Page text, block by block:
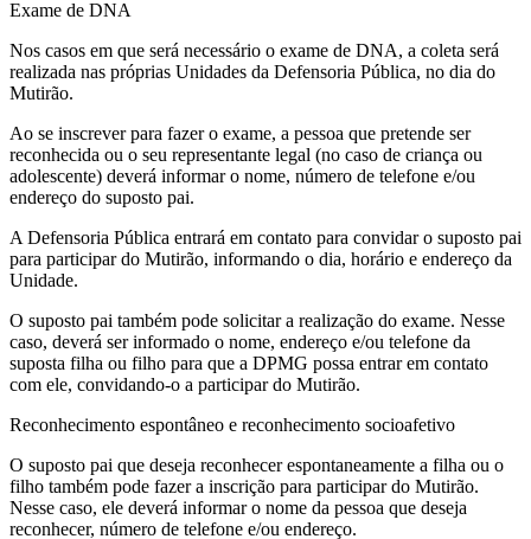
Exame de DNA
Nos casos em que será necessário o exame de DNA, a coleta será
realizada nas próprias Unidades da Defensoria Pública, no dia do
Mutirão.
Ao se inscrever para fazer o exame, a pessoa que pretende ser
reconhecida ou o seu representante legal (no caso de criança ou
adolescente) deverá informar o nome, número de telefone e/ou
endereço do suposto pai.
A Defensoria Pública entrará em contato para convidar o suposto pai
para participar do Mutirão, informando o dia, horário e endereço da
Unidade.
O suposto pai também pode solicitar a realização do exame. Nesse
caso, deverá ser informado o nome, endereço e/ou telefone da
suposta filha ou filho para que a DPMG possa entrar em contato
com ele, convidando-o a participar do Mutirão.
Reconhecimento espontâneo e reconhecimento socioafetivo
O suposto pai que deseja reconhecer espontaneamente a filha ou o
filho também pode fazer a inscrição para participar do Mutirão.
Nesse caso, ele deverá informar o nome da pessoa que deseja
reconhecer, número de telefone e/ou endereço.